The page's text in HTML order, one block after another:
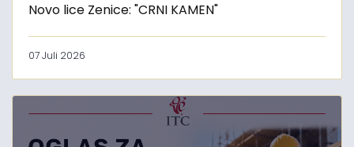
Novo lice Zenice: "CRNI KAMEN"
07 Juli 2026